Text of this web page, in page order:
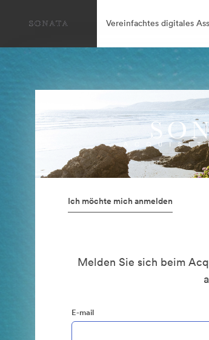
Vereinfachtes digitales
Ich möchte mich anmelden
Melden Sie sich beim
E-mail